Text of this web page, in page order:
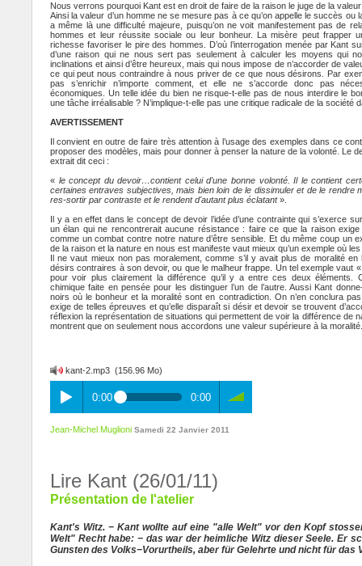
Nous verrons pourquoi Kant est en droit de faire de la raison le juge de la
Ainsi la valeur d’un homme ne se mesure pas à ce qu’on appelle le succès ou
a même là une difficulté majeure, puisqu’on ne voit manifestement pas de
hommes et leur réussite sociale ou leur bonheur. La misère peut frapper
richesse favoriser le pire des hommes. D’où l’interrogation menée par Kant
d’une raison qui ne nous sert pas seulement à calculer les moyens qui
inclinations et ainsi d’être heureux, mais qui nous impose de n’accorder de
ce qui peut nous contraindre à nous priver de ce que nous désirons. Par
pas s’enrichir n’importe comment, et elle ne s’accorde donc pas
économiques. Un telle idée du bien ne risque-t-elle pas de nous interdire le
une tâche irréalisable ? N’implique-t-elle pas une critique radicale de la société
AVERTISSEMENT
Il convient en outre de faire très attention à l’usage des exemples dans ce
proposer des modèles, mais pour donner à penser la nature de la volonté. Le
extrait dit ceci :
« le concept du devoir…contient celui d'une bonne volonté. Il le contient
certaines entraves subjectives, mais bien loin de le dissimuler et de le rendre
res-sortir par contraste et le rendent d'autant plus éclatant».
Il y a en effet dans le concept de devoir l’idée d’une contrainte qui s’exerce
un élan qui ne rencontrerait aucune résistance : faire ce que la raison
comme un combat contre notre nature d’être sensible. Et du même coup un
de la raison et la nature en nous est manifeste vaut mieux qu’un exemple où
Il ne vaut mieux non pas moralement, comme s’il y avait plus de moralité en
désirs contraires à son devoir, ou que le malheur frappe. Un tel exemple vaut
pour voir plus clairement la différence qu’il y a entre ces deux éléments.
chimique faite en pensée pour les distinguer l’un de l’autre. Aussi Kant
noirs où le bonheur et la moralité sont en contradiction. On n’en conclura
exige de telles épreuves et qu’elle disparaît si désir et devoir se trouvent
réflexion la représentation de situations qui permettent de voir la différence de
montrent que on seulement nous accordons une valeur supérieure à la moralité.
kant-2.mp3 (156.96 Mo)
0:00 0:00
Jean-Michel Muglioni Samedi 22 Janvier 2011
Lire Kant (26/01/11)
Présentation de l'atelier
Kant's Witz. − Kant wollte auf eine "alle Welt" vor den Kopf
Welt" Recht habe: − das war der heimliche Witz dieser Seele. Er
Gunsten des Volks−Vorurtheils, aber für Gelehrte und nicht für das